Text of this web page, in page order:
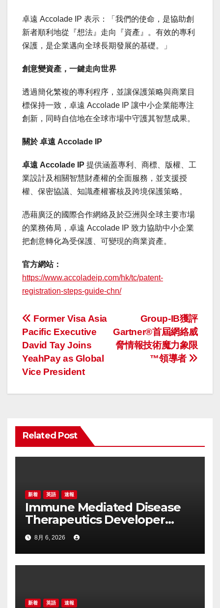
卓遠 Accolade IP 表示：「我們的使命，是協助創
新者順利地從『想法』走向『資產』。有效的專利
保護，是企業邁向全球長期發展的基礎。」
創意變資產，一鍵走向世界
透過簡化繁複的專利程序，並讓保護策略與商業目
標保持一致，卓遠 Accolade IP 讓中小企業能專注
創新，同時自信地在全球市場中守護其智慧成果。
關於 卓遠 Accolade IP
卓遠 Accolade IP 提供涵蓋專利、商標、版權、工
業設計及相關智慧財產權的全面服務，並支援授
權、保密協議、知識產權審核及跨境保護策略。
憑藉廣泛的國際合作網絡及於亞洲與全球主要市場
的業務佈局，卓遠 Accolade IP 致力協助中小企業
把創意轉化為受保護、可變現的商業資產。
官方網站：
https://www.accoladeip.com/hk/tc/patent-
registration-steps-guide-chn/
投
稿
ナ
ー
シ
ョ
Group-IB獲評
Gartner®首屆網絡威
脅情報技術魔力象限
™領導者
Former Visa Asia
Pacific Executive
David Tay Joins
YeahPay as Global
Vice President
Related Post
新着 英語 速報
Immune Mediated Disease
Therapeutics Developer
Attovia Therapeutics Debuts
on Nasdaq
8月 6, 2026
新着 英語 速報